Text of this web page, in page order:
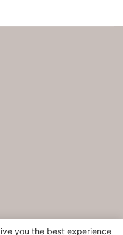
you the best experience